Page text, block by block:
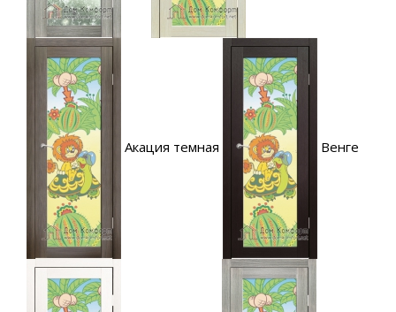
Акация темная Венге